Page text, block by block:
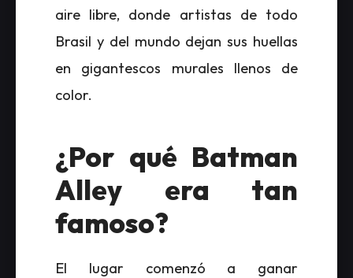
aire libre, donde artistas de todo
Brasil y del mundo dejan sus huellas
en gigantescos murales llenos de
color.
¿Por qué Batman
Alley era tan
famoso?
El lugar comenzó a ganar